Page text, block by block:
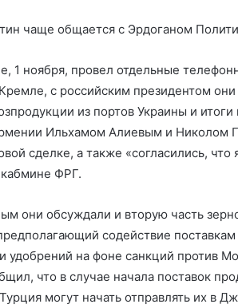
чаще общается с Эрдоганом
1 ноября, провел отдельные
с российским президентом они
из портов Украины и
Ильхамом Алиевым и
сделке, а также «согласились, что
кабмине ФРГ.
они обсуждали и вторую часть
содействие
удобрений на фоне санкций против
что в случае начала поставок
могут начать отправлять их в